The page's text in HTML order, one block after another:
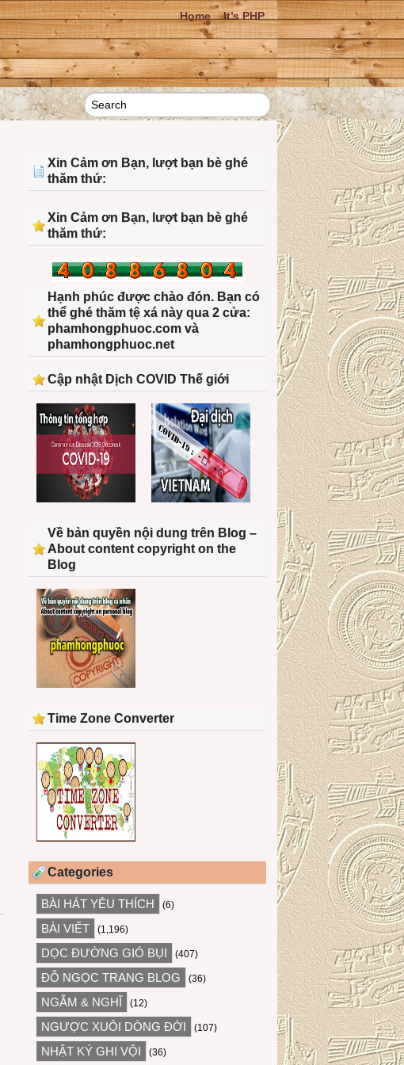
Home It’s PHP
Xin Cảm ơn Bạn, lượt bạn bè ghé
thăm thứ:
Xin Cảm ơn Bạn, lượt bạn bè ghé
thăm thứ:
Hạnh phúc được chào đón. Bạn có
thể ghé thăm tệ xá này qua 2 cửa:
phamhongphuoc.com và
phamhongphuoc.net
Cập nhật Dịch COVID Thế giới
Về bản quyền nội dung trên Blog –
About content copyright on the
Blog
Time Zone Converter
Categories
BÀI HÁT YÊU THÍCH (6)
BÀI VIẾT (1,196)
DỌC ĐƯỜNG GIÓ BỤI (407)
ĐỖ NGỌC TRANG BLOG (36)
NGẪM & NGHĨ (12)
NGƯỢC XUÔI DÒNG ĐỜI (107)
NHẬT KÝ GHI VỘI (36)